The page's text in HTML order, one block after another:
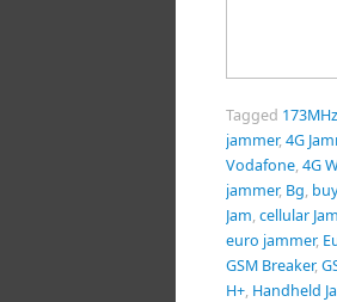
Tagged 173MHz
jammer,4G
Vodafone,4G
jammer, Bg, buy
Jam,cellular
euro jammer,
GSM Breaker,
H+, Handheld